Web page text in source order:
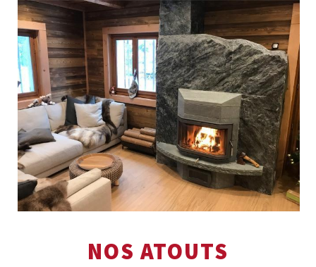
NOS ATOUTS